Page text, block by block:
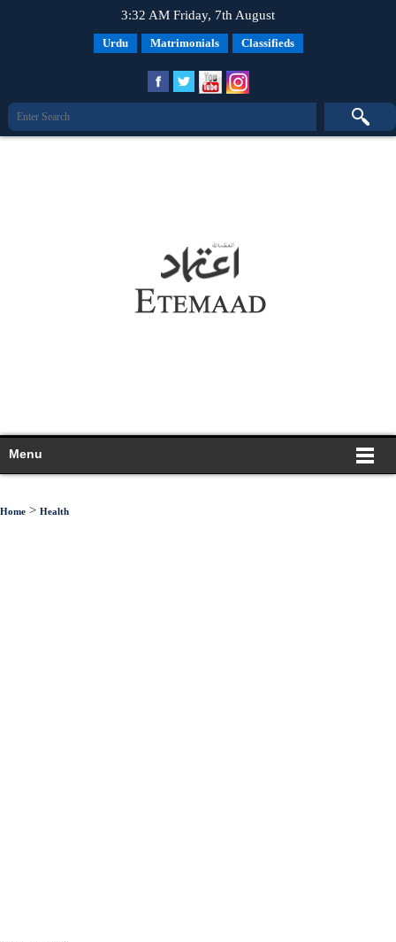
3:32 AM Friday, 7th August
Urdu Matrimonials Classifieds
Menu
Home > Health